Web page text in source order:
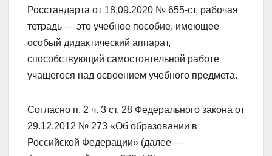
Росстандарта от 18.09.2020 № 655-ст, рабочая
тетрадь — это учебное пособие, имеющее
особый дидактический аппарат,
способствующий самостоятельной работе
учащегося над освоением учебного предмета.
Согласно п. 2 ч. 3 ст. 28 Федерального закона от
29.12.2012 № 273 «Об образовании в
Российской Федерации» (далее —